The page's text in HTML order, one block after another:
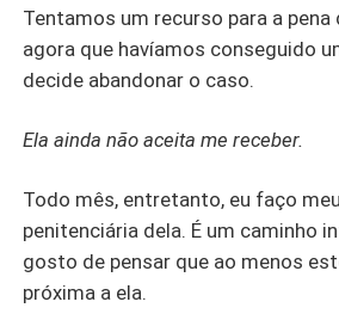
Tentamos um recurso para a pena
agora que havíamos conseguido
decide abandonar o caso.
Ela ainda não aceita me receber.
Todo mês, entretanto, eu faço
penitenciária dela. É um caminho
gosto de pensar que ao menos
próxima a ela.